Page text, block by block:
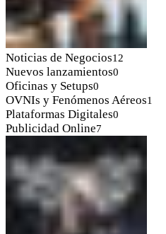
Noticias de Negocios12
Nuevos lanzamientos0
Oficinas y Setups0
OVNIs y Fenómenos Aéreos1
Plataformas Digitales0
Publicidad Online7